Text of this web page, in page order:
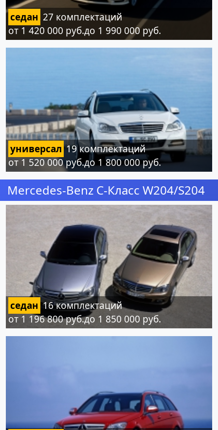
седан 27 комплектаций
от 1 420 000 руб.до 1 990 000 руб.
универсал19 комплектаций
от 1 520 000 руб.до 1 800 000 руб.
Mercedes-Benz C-Класс W204/S204
седан16 комплектаций
от 1 196 800 руб.до 1 850 000 руб.